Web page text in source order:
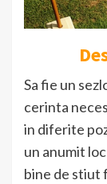
Sa fie un
cerinta
in diferite
un anumit
bine de stiut